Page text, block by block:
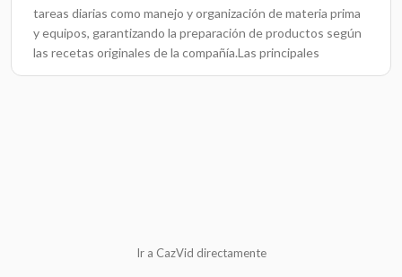
tareas diarias como manejo y organización de materia prima
y equipos, garantizando la preparación de productos según
las recetas originales de la compañía.Las principales
responsabilidades incluyen planificar la preparación de
Ir a CazVid directamente